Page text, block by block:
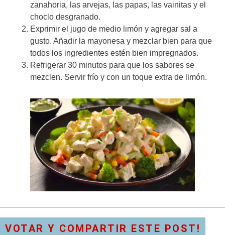
zanahoria, las arvejas, las papas, las vainitas y el
choclo desgranado.
Exprimir el jugo de medio limón y agregar sal a
gusto. Añadir la mayonesa y mezclar bien para que
todos los ingredientes estén bien impregnados.
Refrigerar 30 minutos para que los sabores se
mezclen. Servir frío y con un toque extra de limón.
VOTAR Y COMPARTIR ESTE POST!